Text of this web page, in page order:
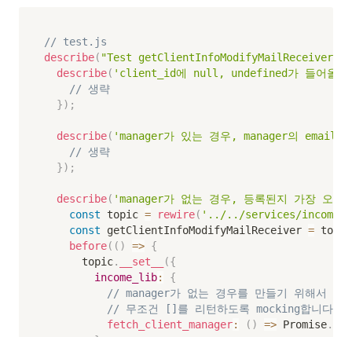
// test.js
describe( "Test getClientInfoModifyMailReceiver(),
describe( 'client_id에 null, undefined가 들어올
// 생략
}) ;
describe( 'manager가 있는 경우, manager의 email
// 생략
}) ;
describe( 'manager가 없는 경우, 등록된지 가장 오래
const topic = rewire( '../../services/
const getClientInfoModifyMailReceiver = topic
before( ( ) => {
      topic
. __set__ ({
income_lib:
{
// manager가 없는 경우를 만들기 위해서
// 무조건 []를 리턴하도록 mocking합니다.
fetch_client_manager: ( ) => Promise.